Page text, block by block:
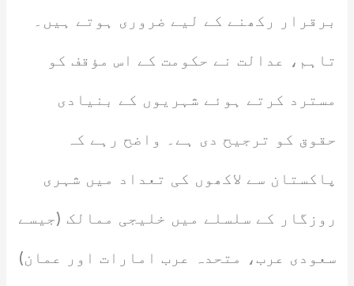
برقرار رکھنے کے لیے ضروری ہوتے ہیں۔
تاہم، عدالت نے حکومت کے اس مؤقف کو
مسترد کرتے ہوئے شہریوں کے بنیادی
حقوق کو ترجیح دی ہے۔ واضح رہے کہ
پاکستان سے لاکھوں کی تعداد میں شہری
روزگار کے سلسلے میں خلیجی ممالک (جیسے
سعودی عرب، متحدہ عرب امارات اور عمان)